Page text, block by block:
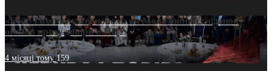
«Кейс Тихона» у Тернополі: як Молитовний сніданок
оголив кризу довіри в ПЦУ
4 місяці тому159